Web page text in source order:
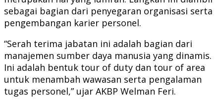
sebagai bagian dari penyegaran organisasi serta
pengembangan karier personel.
“Serah terima jabatan ini adalah bagian dari
manajemen sumber daya manusia yang dinamis.
Ini adalah bentuk tour of duty dan tour of area
untuk menambah wawasan serta pengalaman
tugas personel,” ujar AKBP Welman Feri.